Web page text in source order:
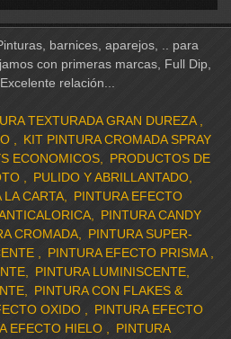
barnices, aparejos, .. para
con primeras marcas, Full Dip,
relación...
TEXTURADA GRAN DUREZA
KIT PINTURA CROMADA SPRAY
ECONOMICOS
PRODUCTOS DE
PULIDO Y ABRILLANTADO
LA CARTA
PINTURA EFECTO
PINTURA CANDY
CROMADA
PINTURA SUPER-
PINTURA EFECTO PRISMA
PINTURA LUMINISCENTE
PINTURA CON FLAKES &
OXIDO
PINTURA EFECTO
EFECTO HIELO
PINTURA